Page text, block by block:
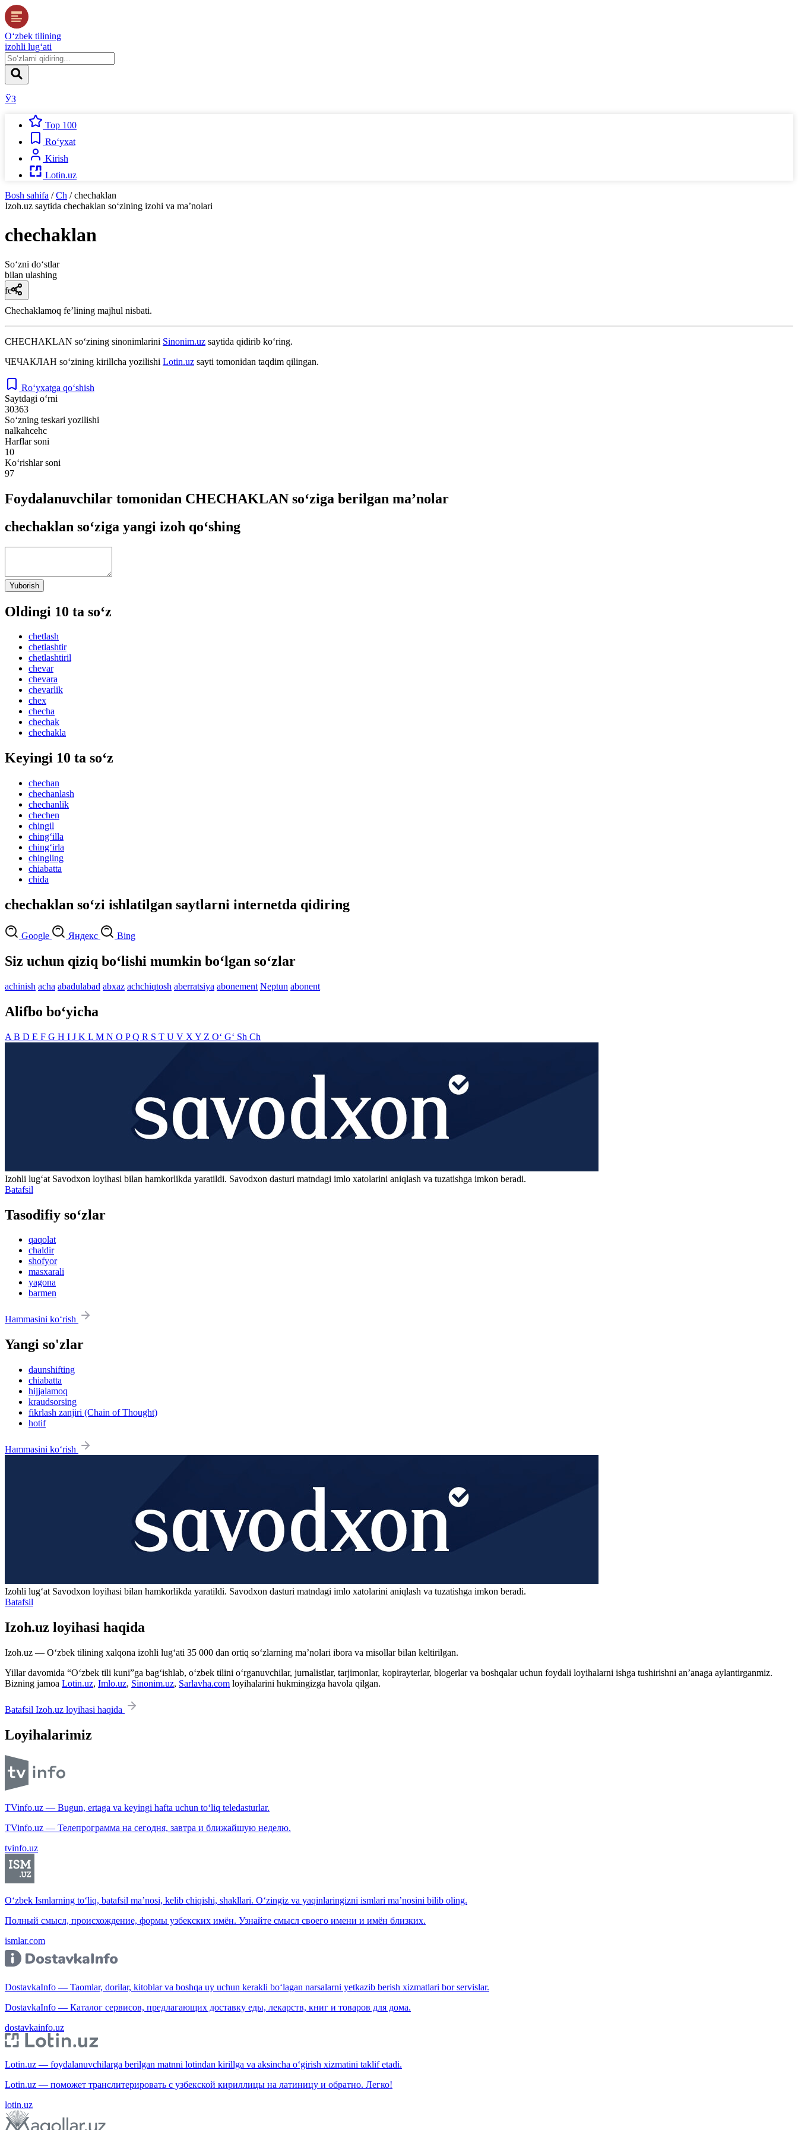
O‘zbek tilining
izohli lug‘ati
ЎЗ
Top 100
Ro‘yxat
Kirish
Lotin.uz
Bosh sahifa / Ch / chechaklan
Izoh.uz saytida chechaklan so‘zining izohi va ma’nolari
chechaklan
So‘zni do‘stlar
bilan ulashing
fe’l
Chechaklamoq feʼlining majhul nisbati.
CHECHAKLAN so‘zining sinonimlarini Sinonim.uz saytida qidirib ko‘ring.
ЧЕЧАКЛАН so‘zining kirillcha yozilishi Lotin.uz sayti tomonidan taqdim qilingan.
Ro‘yxatga qo‘shish
Saytdagi o‘rni
30363
So‘zning teskari yozilishi
nalkahcehc
Harflar soni
10
Ko‘rishlar soni
97
Foydalanuvchilar tomonidan CHECHAKLAN so‘ziga berilgan ma’nolar
chechaklan so‘ziga yangi izoh qo‘shing
Yuborish
Oldingi 10 ta so‘z
chetlash
chetlashtir
chetlashtiril
chevar
chevara
chevarlik
chex
checha
chechak
chechakla
Keyingi 10 ta so‘z
chechan
chechanlash
chechanlik
chechen
chingil
ching‘illa
ching‘irla
chingling
chiabatta
chida
chechaklan so‘zi ishlatilgan saytlarni internetda qidiring
Google Яндекс Bing
Siz uchun qiziq bo‘lishi mumkin bo‘lgan so‘zlar
achinish acha abadulabad abxaz achchiqtosh aberratsiya abonement Neptun abonent
Alifbo bo‘yicha
A B D E F G H I J K L M N O PQ R S T U V X Y Z O‘ G‘ Sh Ch
Izohli lugʻat Savodxon loyihasi bilan hamkorlikda yaratildi. Savodxon dasturi matndagi imlo xatolarini aniqlash va tuzatishga imkon beradi.
Batafsil
Tasodifiy so‘zlar
qaqolat
chaldir
shofyor
masxarali
yagona
barmen
Hammasini ko‘rish
Yangi so'zlar
daunshifting
chiabatta
hijjalamoq
kraudsorsing
fikrlash zanjiri (Chain of Thought)
hotif
Hammasini ko‘rish
Izohli lugʻat Savodxon loyihasi bilan hamkorlikda yaratildi. Savodxon dasturi matndagi imlo xatolarini aniqlash va tuzatishga imkon beradi.
Batafsil
Izoh.uz loyihasi haqida
Izoh.uz — O‘zbek tilining xalqona izohli lug‘ati 35 000 dan ortiq so‘zlarning ma’nolari ibora va misollar bilan keltirilgan.
Yillar davomida “O‘zbek tili kuni”ga bag‘ishlab, o‘zbek tilini o‘rganuvchilar, jurnalistlar, tarjimonlar, kopirayterlar, blogerlar va boshqalar uchun foydali loyihalarni ishga tushirishni an’anaga aylantirganmiz.
Bizning jamoa Lotin.uz, Imlo.uz, Sinonim.uz, Sarlavha.com loyihalarini hukmingizga havola qilgan.
Batafsil Izoh.uz loyihasi haqida
Loyihalarimiz
TVinfo.uz — Bugun, ertaga va keyingi hafta uchun to‘liq teledasturlar.
TVinfo.uz — Телепрограмма на сегодня, завтра и ближайшую неделю.
tvinfo.uz
O‘zbek Ismlarning to‘liq, batafsil ma’nosi, kelib chiqishi, shakllari. O‘zingiz va yaqinlaringizni ismlari ma’nosini bilib oling.
Полный смысл, происхождение, формы узбекских имён. Узнайте смысл своего имени и имён близких.
ismlar.com
DostavkaInfo — Taomlar, dorilar, kitoblar va boshqa uy uchun kerakli bo‘lagan narsalarni yetkazib berish xizmatlari bor servislar.
DostavkaInfo — Каталог сервисов, предлагающих доставку еды, лекарств, книг и товаров для дома.
dostavkainfo.uz
Lotin.uz — foydalanuvchilarga berilgan matnni lotindan kirillga va aksincha o‘girish xizmatini taklif etadi.
Lotin.uz — поможет транслитерировать с узбекской кириллицы на латиницу и обратно. Легко!
lotin.uz